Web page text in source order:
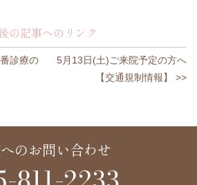
の記事へのリンク
診療の
5月13日(土)ご来院予定の方へ
【交通規制情報】 >>
のお問い合わせ